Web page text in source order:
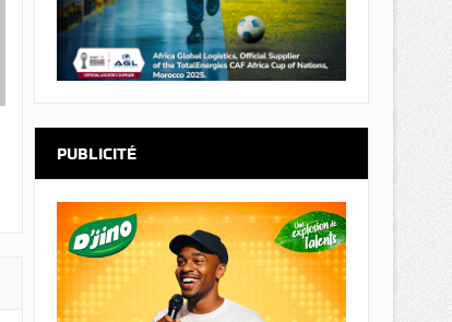
PUBLICITÉ